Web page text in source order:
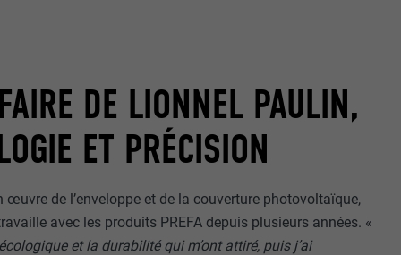
DE LIONNEL PAULIN,
ET PRÉCISION
œuvre de l’enveloppe et de la couverture photovoltaïque,
avec les produits PREFA depuis plusieurs années. «
et la durabilité qui m’ont attiré, puis j’ai